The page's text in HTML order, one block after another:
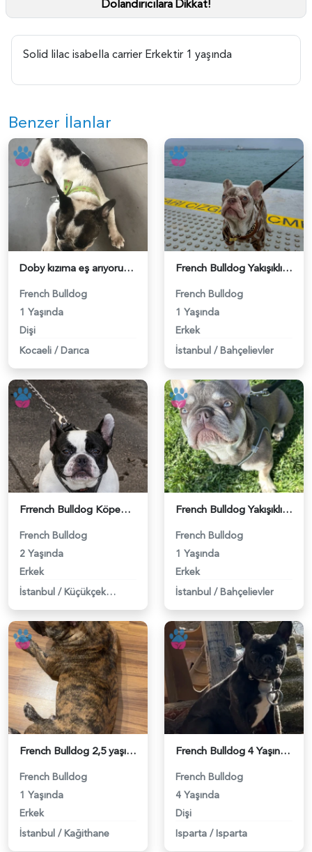
Dolandırıcılara Dikkat!
Solid lilac isabella carrier Erkektir 1 yaşında
Benzer İlanlar
Doby kızıma eş arıyoruz - 118984630
French Bulldog
1 Yaşında
Dişi
Kocaeli / Darıca
French Bulldog Yakışıklı Oğlum Eş Arıyor - 118984591
French Bulldog
1 Yaşında
Erkek
İstanbul / Bahçelievler
Frrench Bulldog Köpeğim Eş Arıyor - 118984484
French Bulldog
2 Yaşında
Erkek
İstanbul / Küçükçekmece
French Bulldog Yakışıklı Oğlum Eş Arıyor - 118984429
French Bulldog
1 Yaşında
Erkek
İstanbul / Bahçelievler
French Bulldog 2,5 yaşında oğluma eş arıyorum - 118984390
French Bulldog
1 Yaşında
Erkek
İstanbul / Kağithane
French Bulldog 4 Yaşında Eş Arıyor - 118984294
French Bulldog
4 Yaşında
Dişi
Isparta / Isparta